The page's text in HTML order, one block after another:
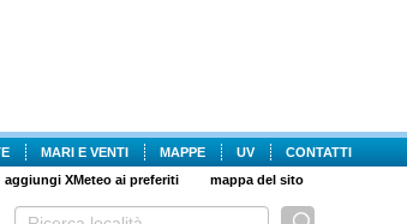
MARI E VENTI MAPPE UV
CONTATTI
aggiungi XMeteo ai preferiti mappa del sito